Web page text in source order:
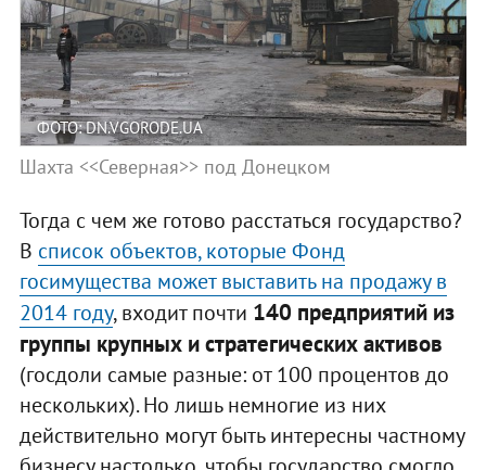
ФОТО: DN.VGORODE.UA
Шахта <<Северная>> под Донецком
Тогда с чем же готово расстаться государство?
В список объектов, которые Фонд
госимущества может выставить на продажу в
2014 году, входит почти 140 предприятий из
группы крупных и стратегических активов
(госдоли самые разные: от 100 процентов до
нескольких). Но лишь немногие из них
действительно могут быть интересны частному